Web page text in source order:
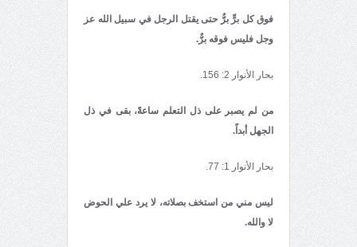
فوق کل برٍّ برٌّ حتی یقتل الرجل في سبیل الله عز
وجل فلیس فوقه برٌّ.
بحار الأنوار 2: 156.
من لم يصبر علی ذل التعلم ساعةً، بقی في ذل
الجهل أبداً.
بحار الأنوار 1: 77.
ليس مني من استخف بصلاته، لا يرد علي الحوض
لا والله.